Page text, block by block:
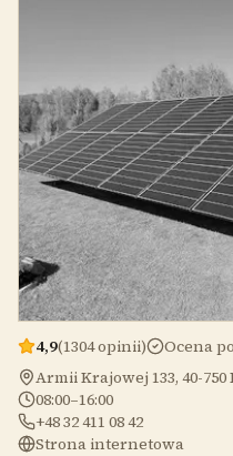
4,9(1304 opinii) Ocena
Armii Krajowej 133, 40-
08:00–16:00
+48 32 411 08 42
Strona internetowa